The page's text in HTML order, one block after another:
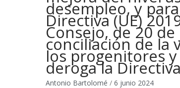
desempleo, y
Directiva (UE)
Consejo, de 20
conciliación de la
los progenitores
deroga la
Antonio Bartolomé 6 junio 2024